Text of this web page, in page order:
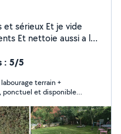
et sérieux Et je vide
a l
: 5/5
terrain +